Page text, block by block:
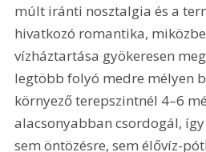
múlt iránti nosztalgia és a
hivatkozó romantika,
vízháztartása gyökeresen
legtöbb folyó medre mélyen
környező terepszintnél 4–6
alacsonyabban csordogál,
sem öntözésre, sem élővíz-